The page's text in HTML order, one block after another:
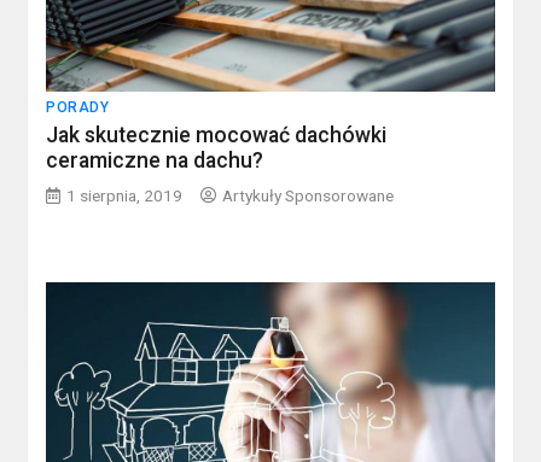
PORADY
Jak skutecznie mocować dachówki
ceramiczne na dachu?
1 sierpnia, 2019 Artykuły Sponsorowane